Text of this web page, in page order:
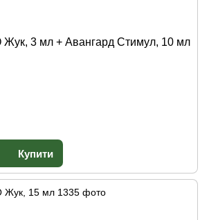
Жук, 3 мл + Авангард Стимул, 10 мл